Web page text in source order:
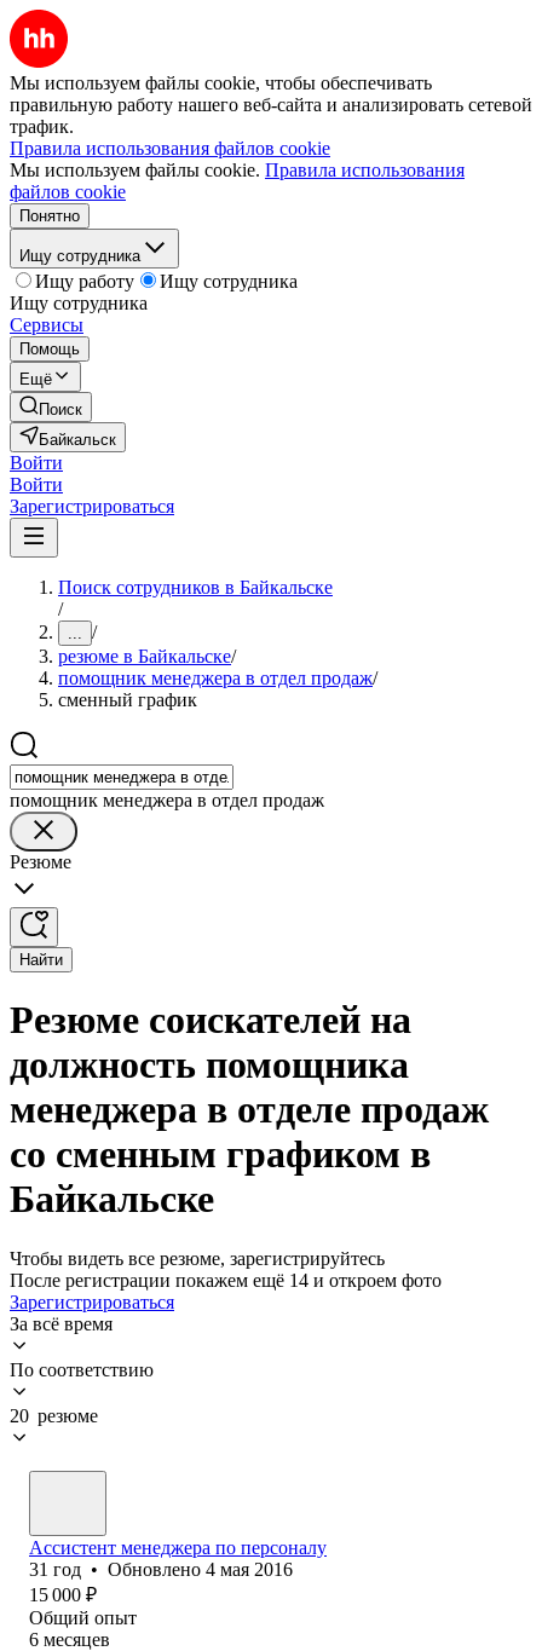
Мы используем файлы cookie, чтобы обеспечивать
правильную работу нашего веб-сайта и анализировать сетевой
трафик.
Правила использования файлов cookie
Мы используем файлы cookie. Правила использования
файлов cookie
Понятно
Ищу сотрудника
Ищу работу
Ищу сотрудника
Ищу сотрудника
Сервисы
Помощь
Ещё
Поиск
Байкальск
Войти
Войти
Зарегистрироваться
Поиск сотрудников в Байкальске
/
... /
резюме в Байкальске/
помощник менеджера в отдел продаж/
сменный график
помощник менеджера в отдел продаж
Резюме
Найти
Резюме соискателей на
должность помощника
менеджера в отделе продаж
со сменным графиком в
Байкальске
Чтобы видеть все резюме, зарегистрируйтесь
После регистрации покажем ещё 14 и откроем фото
Зарегистрироваться
За всё время
По соответствию
20 резюме
Ассистент менеджера по персоналу
31 год • Обновлено 4 мая 2016
15 000 ₽
Общий опыт
6 месяцев